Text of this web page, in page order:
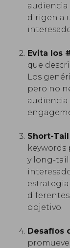
audiencia
dirigen a
Evita los
que
Los
pero no
audiencia
Short-
keywords
y long-tail
objetivo.
Desafíos